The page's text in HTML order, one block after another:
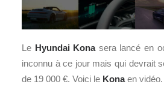
Le Hyundai Konasera lancé en
inconnu à ce jour mais qui devrait
de 19 000 €. Voici le Konaen vidéo.